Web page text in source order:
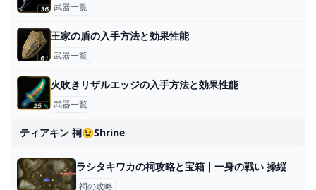
武器一覧
王家の盾の入手方法と効果性能
武器一覧
火吹きリザルエッジの入手方法と効果性能
武器一覧
ティアキン 祠😉shrine
ラシタキワカの祠攻略と宝箱｜一身の戦い 操縦
祠の攻略